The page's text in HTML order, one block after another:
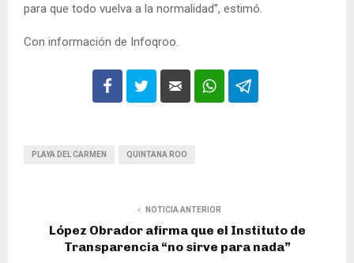
para que todo vuelva a la normalidad”, estimó.
Con información de Infoqroo.
PLAYA DEL CARMEN QUINTANA ROO
NOTICIA ANTERIOR
López Obrador afirma que el Instituto de
Transparencia “no sirve para nada”